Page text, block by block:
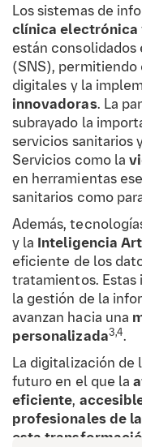
Los sistemas de
clínica electrónica
están consolidados
(SNS), permitiendo
digitales y la
innovadoras. La
subrayado la
servicios sanitarios
Servicios como la
en herramientas
sanitarios como
Además,
y la Inteligencia
eficiente de los
tratamientos. Estas
la gestión de la
avanzan hacia una
personalizada3,4.
La digitalización de
futuro en el que la
eficiente,
profesionales de
esta